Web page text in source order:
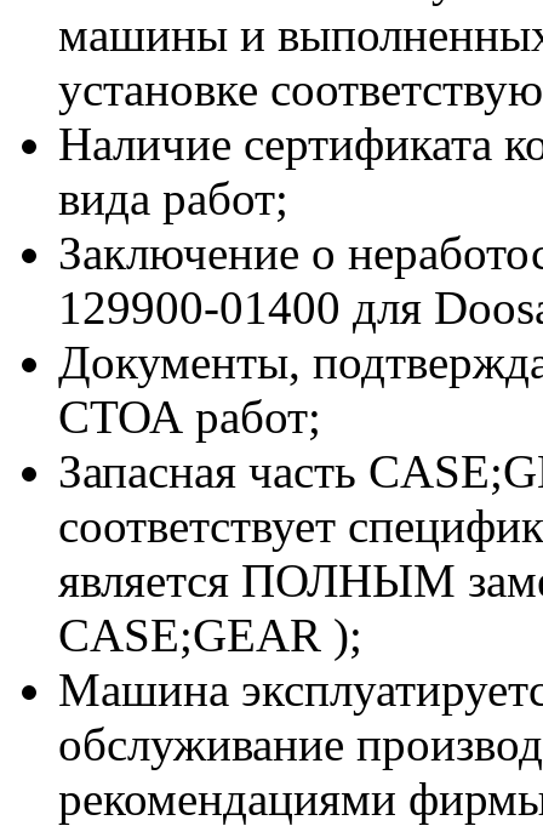
машины и
установке
Наличие сертификата
вида работ;
Заключение о
129900-01400 для
Документы,
СТОА работ;
Запасная часть
соответствует
является ПОЛНЫМ
CASE;GEAR );
Машина
обслуживание
рекомендациями